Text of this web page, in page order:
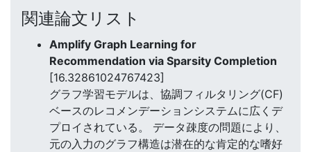
関連論文リスト
Amplify Graph Learning for
Recommendation via Sparsity Completion
[16.32861024767423]
グラフ学習モデルは、協調フィルタリング(CF)
ベースのレコメンデーションシステムに広くデ
プロイされている。 データ疎度の問題により、
元の入力のグラフ構造は潜在的な肯定的な嗜好